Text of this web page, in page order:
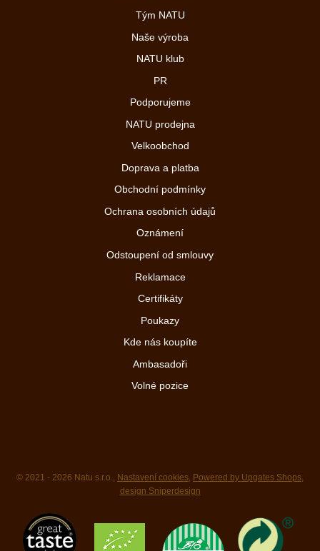
Tým NATU
Naše výroba
NATU klub
PR
Podporujeme
NATU prodejna
Velkoobchod
Doprava a platba
Obchodní podmínky
Ochrana osobních údajů
Oznámení
Odstoupení od smlouvy
Reklamace
Certifikáty
Poukazy
Kde nás koupíte
Ambasadoři
Volné pozice
© 2021 - 2026 Natu s.r.o., Nastavení cookies, Powered by Upgates Shops,
design Sniperdesign